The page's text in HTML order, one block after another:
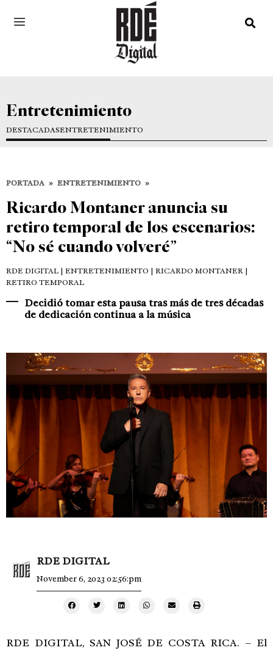
Entretenimiento
DESTACADASENTRETENIMIENTO
PORTADA » ENTRETENIMIENTO »
Ricardo Montaner anuncia su
retiro temporal de los escenarios:
“No sé cuando volveré”
RDE DIGITAL | ENTRETENIMIENTO | RICARDO MONTANER |
RETIRO TEMPORAL
Decidió tomar esta pausa tras más de tres décadas
de dedicación continua a la música
RDE DIGITAL
November 6, 2023 02:56:pm
RDE DIGITAL, SAN JOSÉ DE COSTA RICA. – El